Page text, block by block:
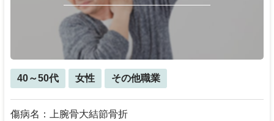
40～50代 女性 その他職業
傷病名：上腕骨大結節骨折